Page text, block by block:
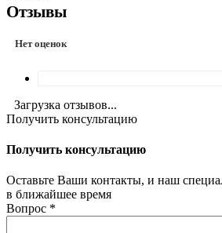
Отзывы
Нет оценок
Загрузка отзывов...
Получить консультацию
Получить консультацию
Оставьте Ваши контакты, и наш
в ближайшее время
Вопрос *